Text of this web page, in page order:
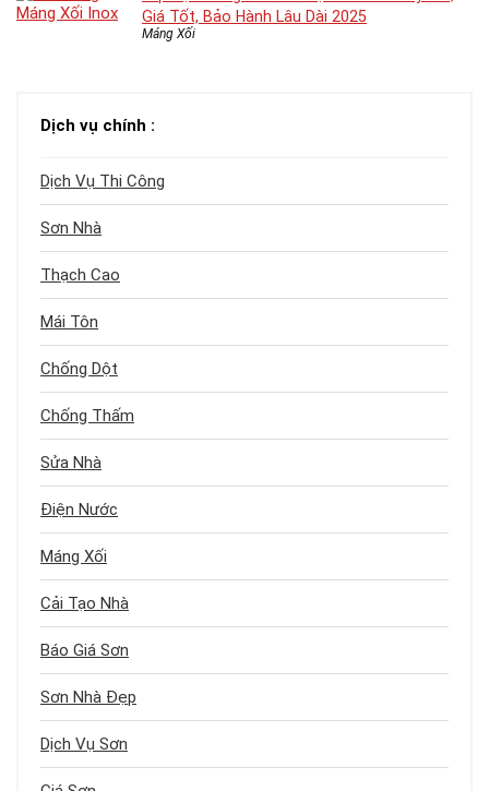
Giá Tốt, Bảo Hành Lâu Dài 2025
Máng Xối
Dịch vụ chính :
Dịch Vụ Thi Công
Sơn Nhà
Thạch Cao
Mái Tôn
Chống Dột
Chống Thấm
Sửa Nhà
Điện Nước
Máng Xối
Cải Tạo Nhà
Báo Giá Sơn
Sơn Nhà Đẹp
Dịch Vụ Sơn